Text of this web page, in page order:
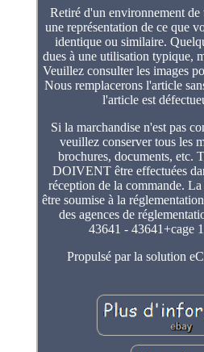
Retiré d'un environnement
une représentation de ce que
identique ou similaire.
dues à une utilisation typique,
Veuillez consulter les images
Nous remplacerons l'article
l'article est
Si la marchandise n'est pas
veuillez conserver tous les
brochures, documents, etc.
DOIVENT être effectuées
réception de la commande.
être soumise à la
des agences de
43641 - 43641+cage
Propulsé par la solution